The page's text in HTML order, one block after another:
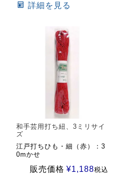
詳細を見る
和手芸用打ち紐、3ミリサイ
ズ
江戸打ちひも・細（赤）：3
0mかせ
販売価格 ¥1,188税込